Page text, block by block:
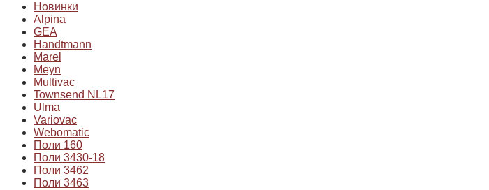
Новинки
Alpina
GEA
Handtmann
Marel
Meyn
Multivac
Townsend NL17
Ulma
Variovac
Webomatic
Поли 160
Поли 3430-18
Поли 3462
Поли 3463